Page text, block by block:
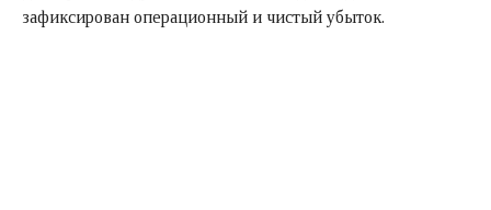
зафиксирован операционный и чистый убыток.